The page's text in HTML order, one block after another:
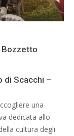
Bozzetto
di Scacchi –
una
dedicata allo
cultura degli